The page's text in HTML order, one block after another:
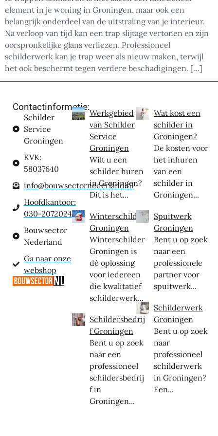
element in je woning in Groningen, maar ook een
belangrijk onderdeel van de uitstraling van je interieur.
Na verloop van tijd kan een trap slijtage vertonen en zijn
oorspronkelijke glans verliezen. Professioneel
schilderwerk kan je trap weer als nieuw maken, terwijl
het ook beschermt tegen verdere beschadigingen. […]
Contactinformatie:
Schilder
Service
Groningen
KVK:
58037640
info@bouwsectornederland.nl
Hoofdkantoor:
030-2072024
Bouwsector
Nederland
Ga naar onze
webshop
Werkgebied
van Schilder
Service
Groningen
Wilt u een
schilder huren
in Groningen?
Dit is het...
Winterschilder
Groningen
Winterschilder
Groningen is
dé oplossing
voor iedereen
die kwalitatief
schilderwerk...
Schildersbedrij
f Groningen
Bent u op zoek
naar een
professioneel
schildersbedrij
f in
Groningen...
Wat kost een
schilder in
Groningen?
De kosten voor
het inhuren
van een
schilder in
Groningen...
Spuitwerk
Groningen
Bent u op zoek
naar een
professionele
partner voor
spuitwerk...
Schilderwerk
Groningen
Bent u op zoek
naar
professioneel
schilderwerk
in Groningen?
Een...